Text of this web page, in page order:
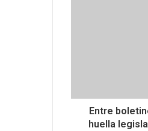
Entre
huella